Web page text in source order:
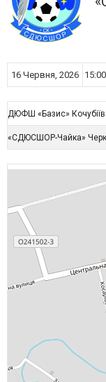
16 Червня, 2026 15:00
ДЮФШ «Базис»
«СДЮСШОР-Чайка»